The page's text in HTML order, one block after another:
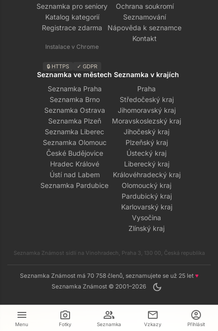
menu
Menu
camera_alt
Fotky
group
Seznamka
mail
Vzkazy
account_circle
Přihlásit
Seznamka pro seniory
Katalog kategorií
Registrace zdarma
Instalace v Chrome
🔒 HTTPS ✓ GDPR
Ochrana soukromí
Seznamování
Nápověda k seznamce
Kontakt
Seznamka ve městech
Seznamka Praha
Seznamka Brno
Seznamka Ostrava
Seznamka Plzeň
Seznamka Liberec
Seznamka Olomouc
České Budějovice
Hradec Králové
Ústí nad Labem
Seznamka Pardubice
Seznamka v krajích
Praha
Středočeský kraj
Jihomoravský kraj
Moravskoslezský kraj
Jihočeský kraj
Plzeňský kraj
Ústecký kraj
Liberecký kraj
Královéhradecký kraj
Olomoucký kraj
Pardubický kraj
Karlovarský kraj
Vysočina
Zlínský kraj
Seznamka Známost sídlí na Vinohradech, Praha 3, 130 00, Česká republika
Seznamka Známost má 70 758 členů, seznamujete se už 25 let ♥
Seznamka Známost © 2001–2026
dark_mode